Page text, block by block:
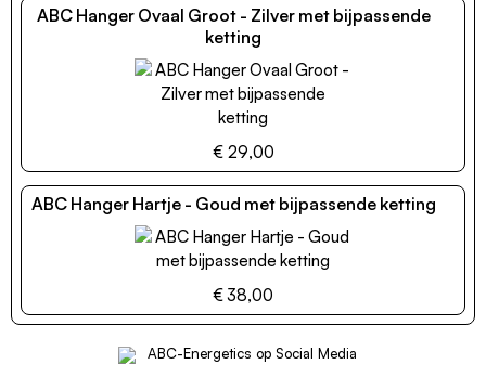
ABC Hanger Ovaal Groot - Zilver met bijpassende
ketting
€ 29,00
ABC Hanger Hartje - Goud met bijpassende ketting
€ 38,00